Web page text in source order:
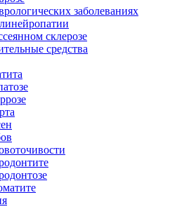
заболеваниях
склерозе
средства